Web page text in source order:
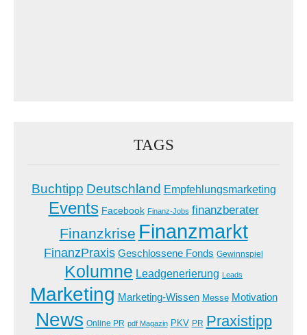
TAGS
Buchtipp Deutschland Empfehlungsmarketing
Events Facebook Finanz-Jobs finanzberater
Finanzkrise Finanzmarkt
FinanzPraxis Geschlossene Fonds Gewinnspiel
Kolumne Leadgenerierung Leads
Marketing Marketing-Wissen Messe Motivation
News Online PR pdf Magazin PKV PR Praxistipp